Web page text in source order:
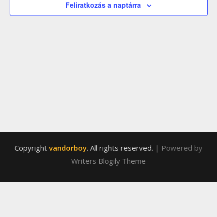
Feliratkozás a naptárra
Copyright vandorboy. All rights reserved. | Powered by
Writers Blogily Theme